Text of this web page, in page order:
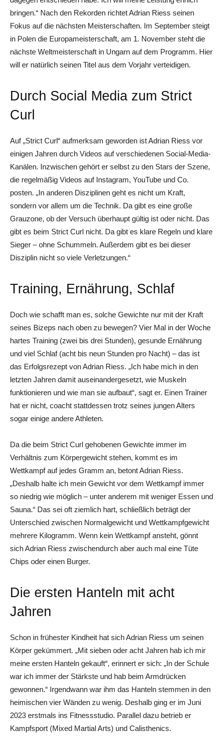
bringen.“ Nach den Rekorden richtet Adrian Riess seinen
Fokus auf die nächsten Meisterschaften. Im September steigt
in Polen die Europameisterschaft, am 1. November steht die
nächste Weltmeisterschaft in Ungarn auf dem Programm. Hier
will er natürlich seinen Titel aus dem Vorjahr verteidigen.
Durch Social Media zum Strict
Curl
Auf „Strict Curl“ aufmerksam geworden ist Adrian Riess vor
einigen Jahren durch Videos auf verschiedenen Social-Media-
Kanälen. Inzwischen gehört er selbst zu den Stars der Szene,
die regelmäßig Videos auf Instagram, YouTube und Co.
posten. „In anderen Disziplinen geht es nicht um Kraft,
sondern vor allem um die Technik. Da gibt es eine große
Grauzone, ob der Versuch überhaupt gültig ist oder nicht. Das
gibt es beim Strict Curl nicht. Da gibt es klare Regeln und klare
Sieger – ohne Schummeln. Außerdem gibt es bei dieser
Disziplin nicht so viele Verletzungen.“
Training, Ernährung, Schlaf
Doch wie schafft man es, solche Gewichte nur mit der Kraft
seines Bizeps nach oben zu bewegen? Vier Mal in der Woche
hartes Training (zwei bis drei Stunden), gesunde Ernährung
und viel Schlaf (acht bis neun Stunden pro Nacht) – das ist
das Erfolgsrezept von Adrian Riess. „Ich habe mich in den
letzten Jahren damit auseinandergesetzt, wie Muskeln
funktionieren und wie man sie aufbaut“, sagt er. Einen Trainer
hat er nicht, coacht stattdessen trotz seines jungen Alters
sogar einige andere Athleten.
Da die beim Strict Curl gehobenen Gewichte immer im
Verhältnis zum Körpergewicht stehen, kommt es im
Wettkampf auf jedes Gramm an, betont Adrian Riess.
„Deshalb halte ich mein Gewicht vor dem Wettkampf immer
so niedrig wie möglich – unter anderem mit weniger Essen und
Sauna.“ Das sei oft ziemlich hart, schließlich beträgt der
Unterschied zwischen Normalgewicht und Wettkampfgewicht
mehrere Kilogramm. Wenn kein Wettkampf ansteht, gönnt
sich Adrian Riess zwischendurch aber auch mal eine Tüte
Chips oder einen Burger.
Die ersten Hanteln mit acht
Jahren
Schon in frühester Kindheit hat sich Adrian Riess um seinen
Körper gekümmert. „Mit sieben oder acht Jahren hab ich mir
meine ersten Hanteln gekauft“, erinnert er sich: „In der Schule
war ich immer der Stärkste und hab beim Armdrücken
gewonnen.“ Irgendwann war ihm das Hanteln stemmen in den
heimischen vier Wänden zu wenig. Deshalb ging er im Juni
2023 erstmals ins Fitnessstudio. Parallel dazu betrieb er
Kampfsport (Mixed Martial Arts) und Calisthenics.